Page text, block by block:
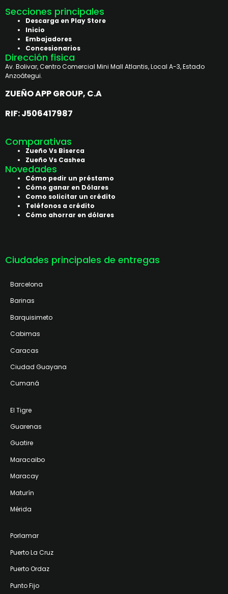
Secciones principales
Descarga en Play Store
Inicio
Embajadores
Concesionarios
Dirección fisica
Av. Bolivar, Centro Comercial Mini Mall Atlantis, Local A-3, Estado
Anzoátegui.
ZUEÑO APP GROUP, C.A
RIF: J506417987
Comparativas
Zueño Vs Biserca
Zueño Vs Cashea
Novedades
Cómo pedir un préstamo
Cómo ganar en Dólares
Como solicitar un crédito
Teléfonos a crédito
Cómo ahorrar en dólares
Ciudades principales de entregas
Barcelona
Barinas
Barquisimeto
Cabimas
Caracas
Ciudad Guayana
Cumaná
El Tigre
Guarenas
Guatire
Maracaibo
Maracay
Maturín
Mérida
Porlamar
Puerto La Cruz
Puerto Ordaz
Punto Fijo